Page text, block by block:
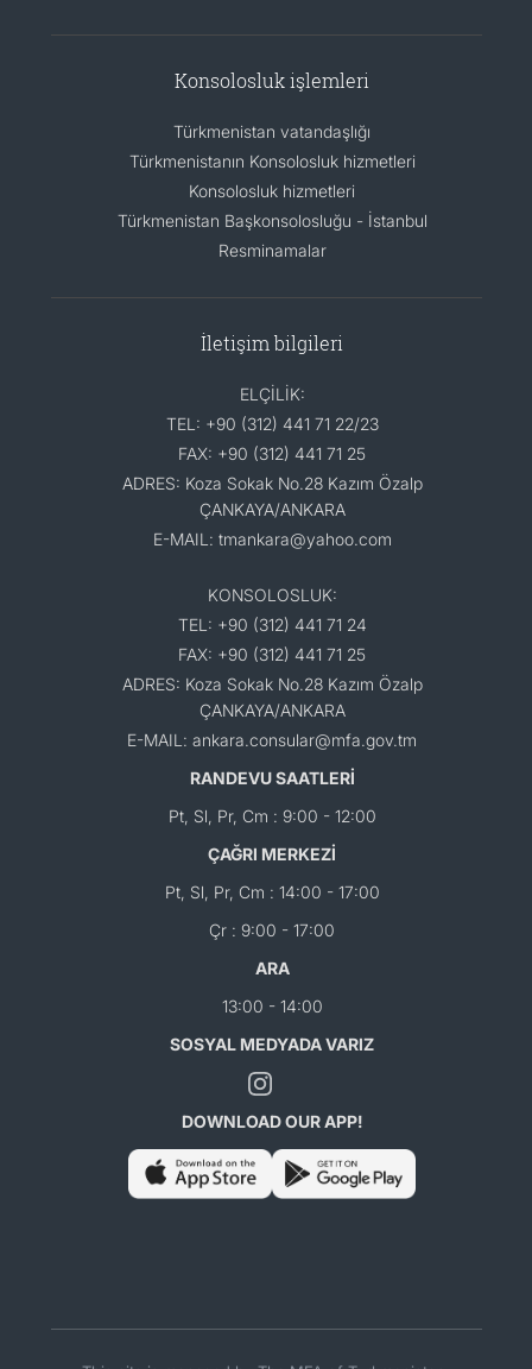
Konsolosluk işlemleri
Türkmenistan vatandaşlığı
Türkmenistanın Konsolosluk hizmetleri
Konsolosluk hizmetleri
Türkmenistan Başkonsolosluğu - İstanbul
Resminamalar
İletişim bilgileri
ELÇİLİK:
TEL: +90 (312) 441 71 22/23
FAX: +90 (312) 441 71 25
ADRES: Koza Sokak No.28 Kazım Özalp
ÇANKAYA/ANKARA
E-MAIL: tmankara@yahoo.com
KONSOLOSLUK:
TEL: +90 (312) 441 71 24
FAX: +90 (312) 441 71 25
ADRES: Koza Sokak No.28 Kazım Özalp
ÇANKAYA/ANKARA
E-MAIL: ankara.consular@mfa.gov.tm
RANDEVU SAATLERİ
Pt, Sl, Pr, Cm : 9:00 - 12:00
ÇAĞRI MERKEZİ
Pt, Sl, Pr, Cm : 14:00 - 17:00
Çr : 9:00 - 17:00
ARA
13:00 - 14:00
SOSYAL MEDYADA VARIZ
DOWNLOAD OUR APP!